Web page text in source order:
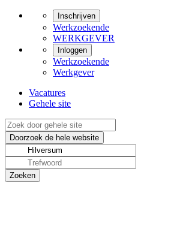
Inschrijven
Werkzoekende
WERKGEVER
Inloggen
Werkzoekende
Werkgever
Vacatures
Gehele site